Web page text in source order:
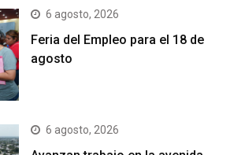
6 agosto, 2026
Feria del Empleo para el 18 de
agosto
6 agosto, 2026